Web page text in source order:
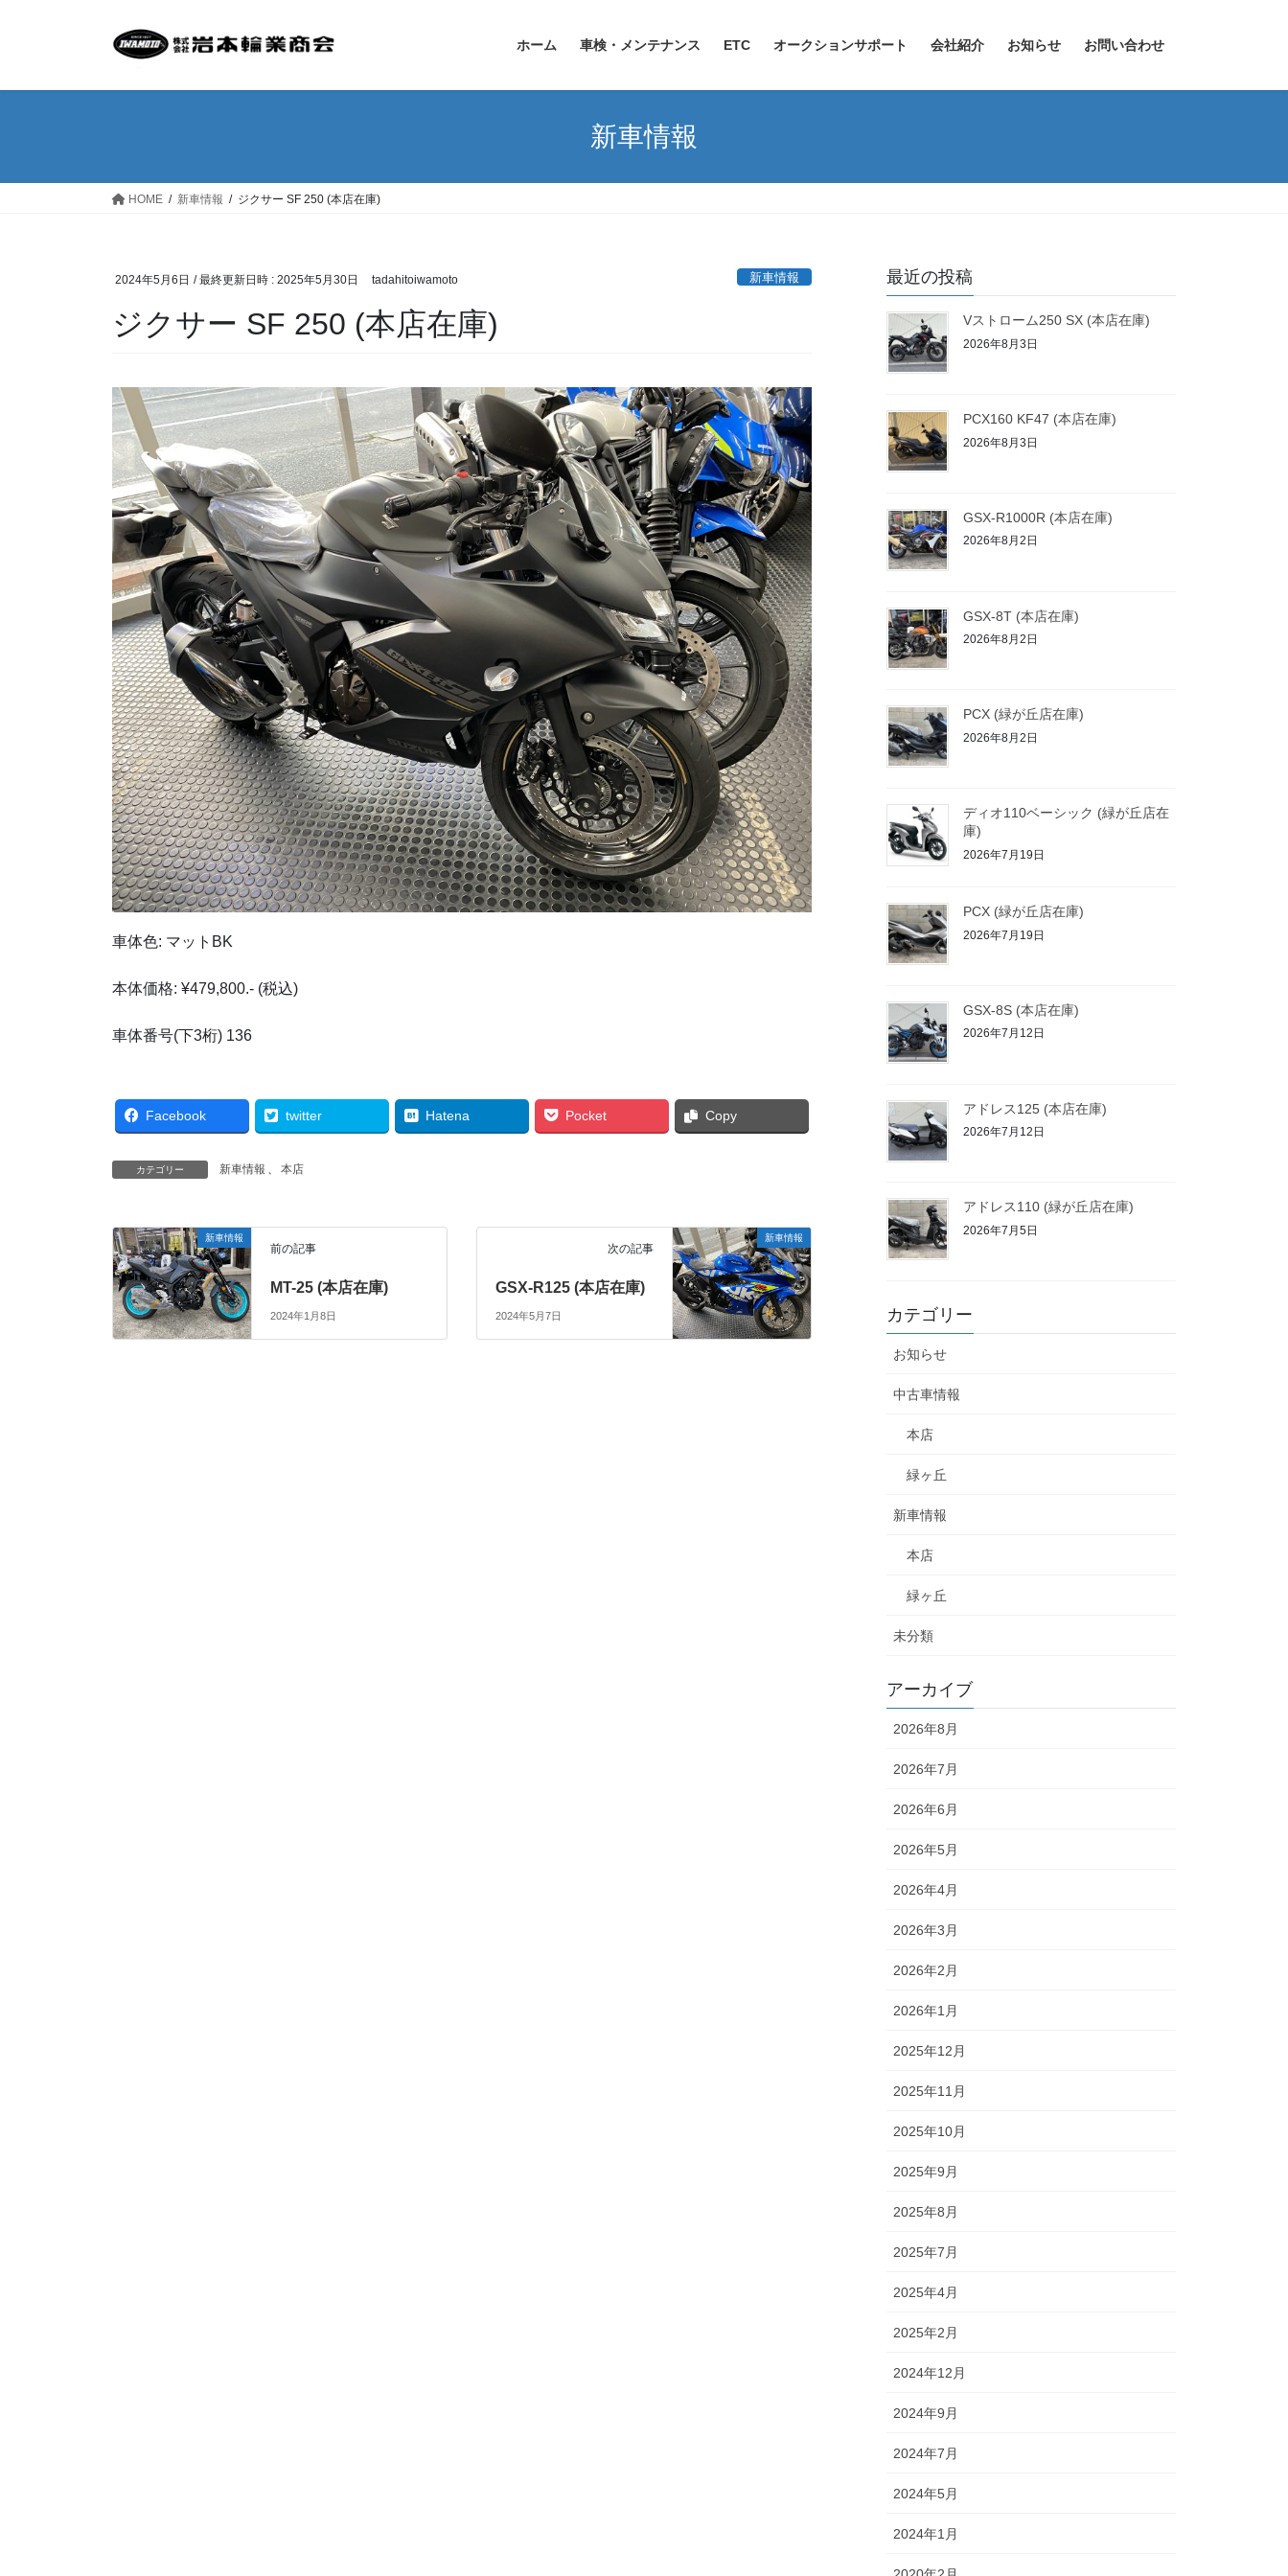
ホーム 車検・メンテナンス ETC オークションサポート 会社紹介 お知らせ お問い合わせ
新車情報
HOME 新車情報 ジクサー SF 250 (本店在庫)
2024年5月6日 / 最終更新日時 : 2025年5月30日 tadahitoiwamoto 新車情報
ジクサー SF 250 (本店在庫)
車体色: マットBK
本体価格: ¥479,800.- (税込)
車体番号(下3桁) 136
Facebook twitter Hatena Pocket Copy
カテゴリー 新車情報 、 本店
新車情報
前の記事
MT-25 (本店在庫)
2024年1月8日
新車情報
次の記事
GSX-R125 (本店在庫)
2024年5月7日
最近の投稿
Vストローム250 SX (本店在庫)
2026年8月3日
PCX160 KF47 (本店在庫)
2026年8月3日
GSX-R1000R (本店在庫)
2026年8月2日
GSX-8T (本店在庫)
2026年8月2日
PCX (緑が丘店在庫)
2026年8月2日
ディオ110ベーシック (緑が丘店在
庫)
2026年7月19日
PCX (緑が丘店在庫)
2026年7月19日
GSX-8S (本店在庫)
2026年7月12日
アドレス125 (本店在庫)
2026年7月12日
アドレス110 (緑が丘店在庫)
2026年7月5日
カテゴリー
お知らせ
中古車情報
本店
緑ヶ丘
新車情報
本店
緑ヶ丘
未分類
アーカイブ
2026年8月
2026年7月
2026年6月
2026年5月
2026年4月
2026年3月
2026年2月
2026年1月
2025年12月
2025年11月
2025年10月
2025年9月
2025年8月
2025年7月
2025年4月
2025年2月
2024年12月
2024年9月
2024年7月
2024年5月
2024年1月